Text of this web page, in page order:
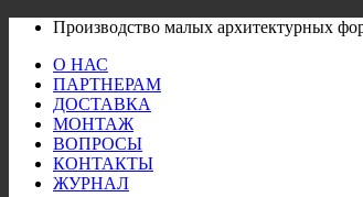
Skip
content
Производство малых архитектурных
О НАС
ПАРТНЕРАМ
ДОСТАВКА
МОНТАЖ
ВОПРОСЫ
КОНТАКТЫ
ЖУРНАЛ